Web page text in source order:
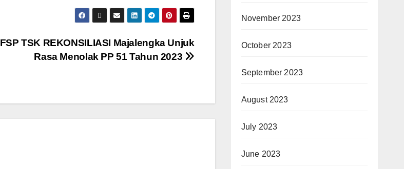
FSP TSK REKONSILIASI Majalengka Unjuk
Rasa Menolak PP 51 Tahun 2023
November 2023
October 2023
September 2023
August 2023
July 2023
June 2023